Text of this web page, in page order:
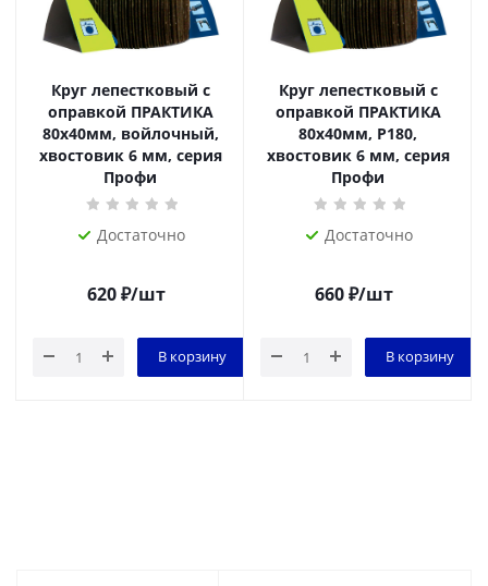
Круг лепестковый с
оправкой ПРАКТИКА
80х40мм, войлочный,
хвостовик 6 мм, серия
Профи
Достаточно
620₽/шт
В корзину
Круг лепестковый с
оправкой ПРАКТИКА
80х40мм, P180,
хвостовик 6 мм, серия
Профи
Достаточно
660₽/шт
В корзину